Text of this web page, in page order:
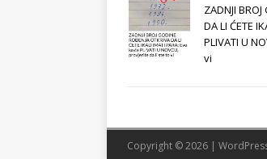
ZADNJI
DA LI ĆETE
PLIVATI U
vi
Copyright © 2026 |